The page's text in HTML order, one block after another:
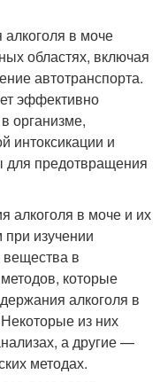
в моче
областях, включая
автотранспорта.
эффективно
организме,
интоксикации и
для предотвращения
алкоголя в моче и их
изучении
вещества в
которые
алкоголя в
из них
а другие —
методах.